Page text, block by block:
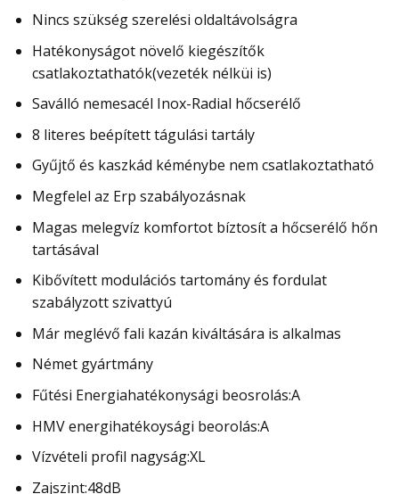
Nincs szükség szerelési oldaltávolságra
Hatékonyságot növelő kiegészítők
csatlakoztathatók(vezeték nélküi is)
Saválló nemesacél Inox-Radial hőcserélő
8 literes beépített tágulási tartály
Gyűjtő és kaszkád kéménybe nem csatlakoztatható
Megfelel az Erp szabályozásnak
Magas melegvíz komfortot bíztosít a hőcserélő hőn
tartásával
Kibővített modulációs tartomány és fordulat
szabályzott szivattyú
Már meglévő fali kazán kiváltására is alkalmas
Német gyártmány
Fűtési Energiahatékonysági beosrolás:A
HMV energihatékoysági beorolás:A
Vízvételi profil nagyság:XL
Zajszint:48dB